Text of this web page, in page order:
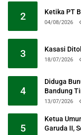
2 Ketika PT
04/08/2026
3 Kasasi
18/07/2026
4
Diduga
Bandung
13/07/2026
5
Ketua
Garuda II,